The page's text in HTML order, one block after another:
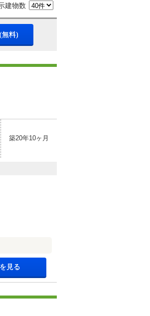
建物数
無料)
築20年10ヶ月
見る